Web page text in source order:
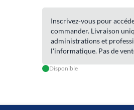
Inscrivez-vous pour
commander. Livraison
administrations et
l'informatique. Pas de
Disponible